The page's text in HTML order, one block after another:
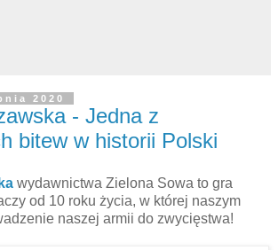
2020
- Jedna z
bitew w historii Polski
wydawnictwa Zielona Sowa to gra
od 10 roku życia, w której naszym
naszej armii do zwycięstwa!